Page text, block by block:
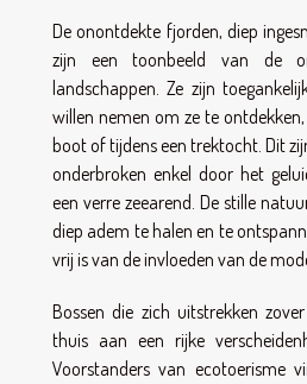
De onontdekte fjorden, diep
zijn een toonbeeld van de
landschappen. Ze zijn
willen nemen om ze te
boot of tijdens een trektocht. Dit
onderbroken enkel door het
een verre zeearend. De stille
diep adem te halen en te
vrij is van de invloeden van de
Bossen die zich uitstrekken
thuis aan een rijke
Voorstanders van ecotoerisme